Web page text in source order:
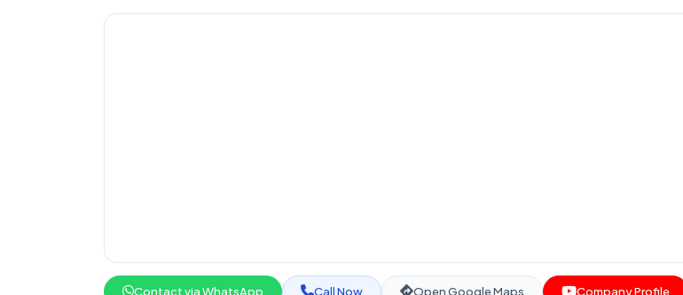
Contact via WhatsApp Call Now Open Google Maps Company Profile